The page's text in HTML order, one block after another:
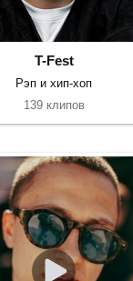
T-Fest
Рэп и хип-хоп
139 клипов